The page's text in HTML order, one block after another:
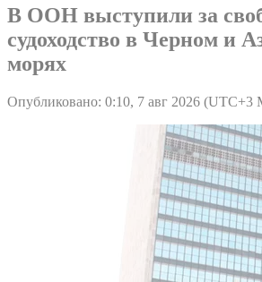
В ООН выступили за
судоходство в Черном и
морях
Опубликовано: 0:10, 7 авг 2026 (UTC+3